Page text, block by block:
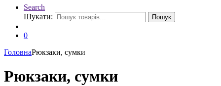
Search
Шукати:
Пошук
0
ГоловнаРюкзаки, сумки
Рюкзаки, сумки